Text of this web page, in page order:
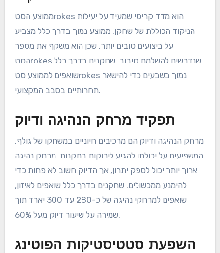
ממוצע הסטrokes הוא מדד קריטי שמעיד על יעילות
הניקוד הכוללת של שחקן. ממוצע נמוך בדרך כלל מצביע
על ביצועים טובים יותר, שכן הוא משקף את מספר
הסטrokes שנדרשים להשלמת סיבוב. שחקנים בדרך כלל
שואפים לממוצע סטrokes נמוך בשבעים כדי להישאר
תחרותיים בסבב המקצועי.
תפקיד מרחק הנהיגה ודיוק
מרחק הנהיגה ודיוק הם מרכיבים חיוניים במשחקו של גולף,
המשפיעים על יכולתו להגיע לירוקות בתקנות. מרחק נהיגה
ארוך יותר יכול לספק יתרון, אך הדיוק חשוב לא פחות כדי
להימנע ממכשולים. שחקנים בדרך כלל שואפים לאיזון,
שואפים למרחקי נהיגה של כ-280 עד 300 יארד תוך
שמירה על שיעור דיוק מעל 60%.
השפעת סטטיסטיקות הפוטינג